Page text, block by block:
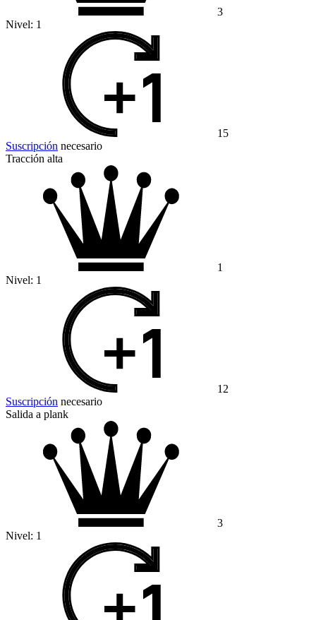
3
Nivel: 1
15
Suscripción necesario
Tracción alta
1
Nivel: 1
12
Suscripción necesario
Salida a plank
3
Nivel: 1